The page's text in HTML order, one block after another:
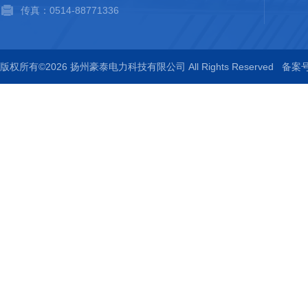
传真：0514-88771336
版权所有©2026 扬州豪泰电力科技有限公司 All Rights Reserved 备案